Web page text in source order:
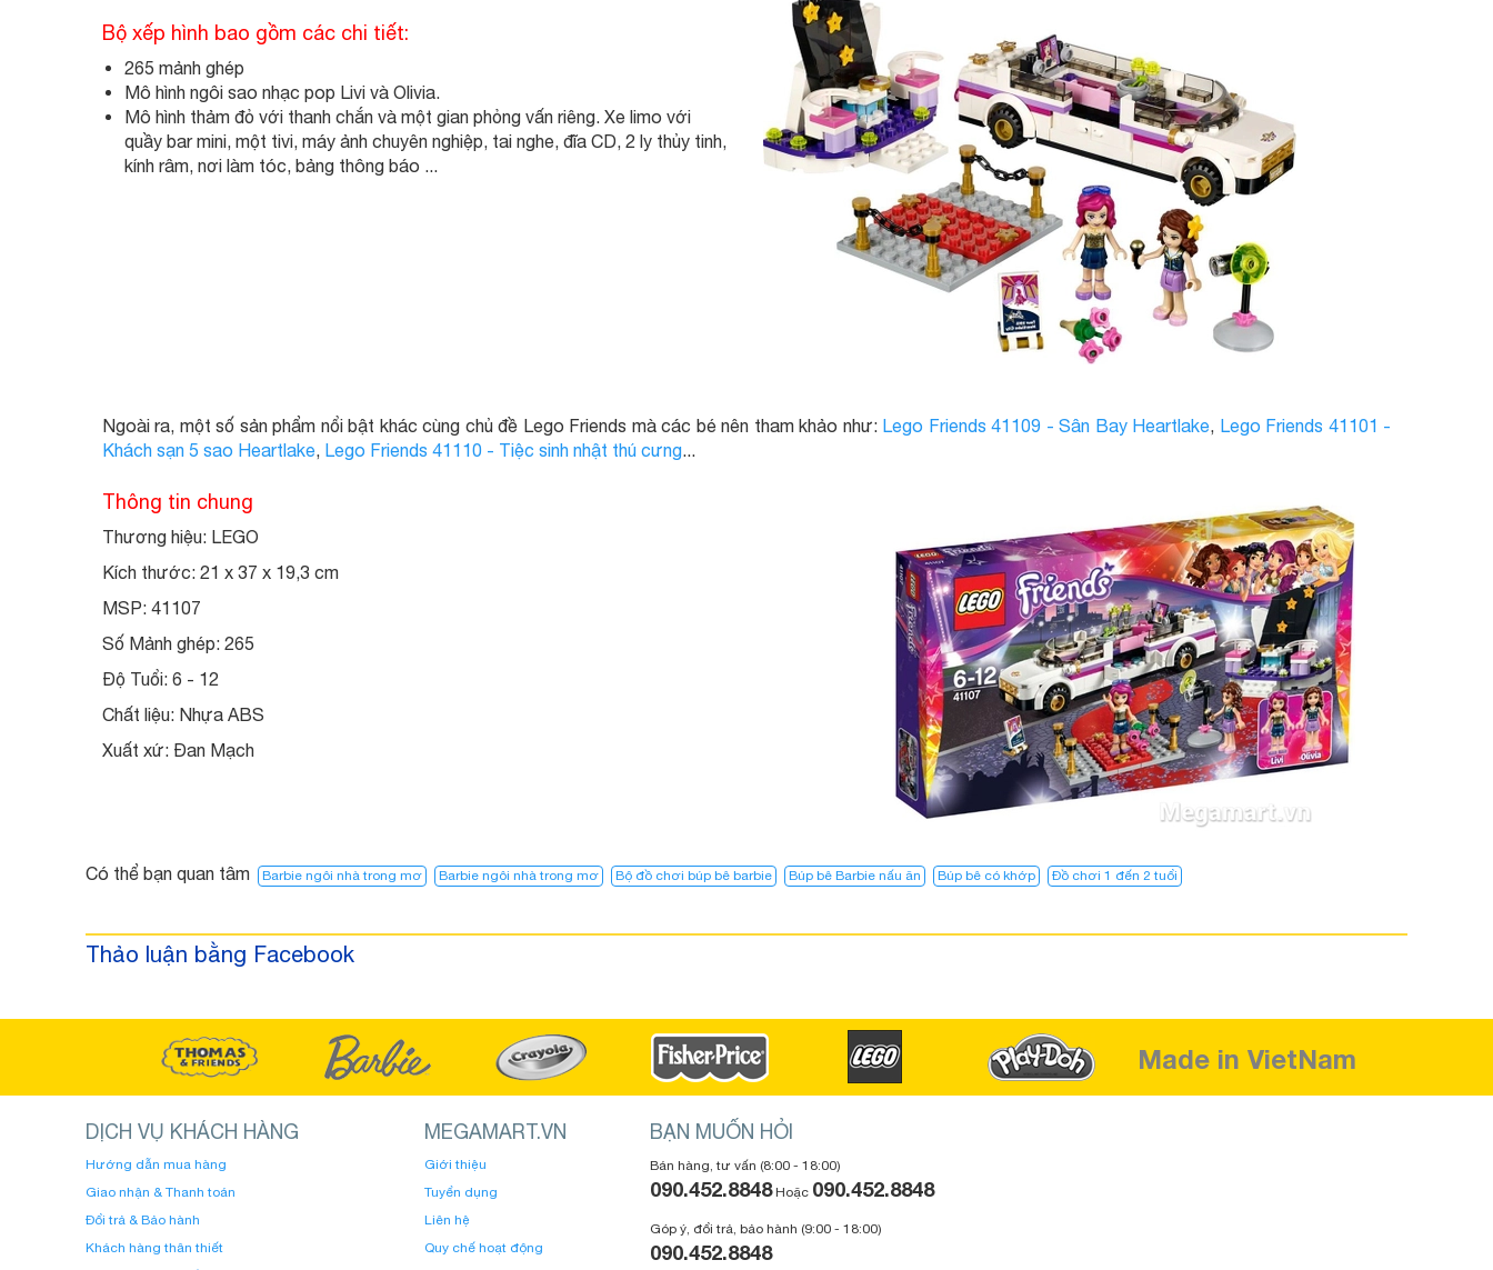
Bộ xếp hình bao gồm các chi tiết:
265 mảnh ghép
Mô hình ngôi sao nhạc pop Livi và Olivia.
Mô hình thảm đỏ với thanh chắn và một gian phỏng vấn riêng. Xe limo với
quầy bar mini, một tivi, máy ảnh chuyên nghiệp, tai nghe, đĩa CD, 2 ly thủy tinh,
kính râm, nơi làm tóc, bảng thông báo ...
Ngoài ra, một số sản phẩm nổi bật khác cùng chủ đề Lego Friends mà các bé nên tham khảo như: Lego Friends 41109 - Sân Bay Heartlake, Lego Friends 41101 -
Khách sạn 5 sao Heartlake, Lego Friends 41110 - Tiệc sinh nhật thú cưng...
Thông tin chung
Thương hiệu: LEGO
Kích thước: 21 x 37 x 19,3 cm
MSP: 41107
Số Mảnh ghép: 265
Độ Tuổi: 6 - 12
Chất liệu: Nhựa ABS
Xuất xứ: Đan Mạch
Có thể bạn quan tâm Barbie ngôi nhà trong mơ Barbie ngôi nhà trong mơ​ Bộ đồ chơi búp bê barbie Búp bê Barbie nấu ăn Búp bê có khớp Đồ chơi 1 đến 2 tuổi
Thảo luận bằng Facebook
Made in VietNam
DỊCH VỤ KHÁCH HÀNG
Hướng dẫn mua hàng
Giao nhận & Thanh toán
Đổi trả & Bảo hành
Khách hàng thân thiết
MEGAMART.VN
Giới thiệu
Tuyển dụng
Liên hệ
Quy chế hoạt động
BẠN MUỐN HỎI
Bán hàng, tư vấn (8:00 - 18:00)
090.452.8848Hoặc 090.452.8848
Góp ý, đổi trả, bảo hành (9:00 - 18:00)
090.452.8848